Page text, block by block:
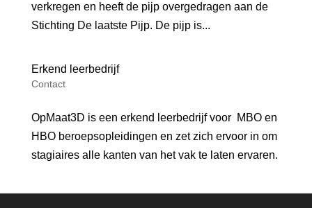
verkregen en heeft de pijp overgedragen aan de
Stichting De laatste Pijp. De pijp is...
Erkend leerbedrijf
Contact
OpMaat3D is een erkend leerbedrijf voor MBO en
HBO beroepsopleidingen en zet zich ervoor in om
stagiaires alle kanten van het vak te laten ervaren.